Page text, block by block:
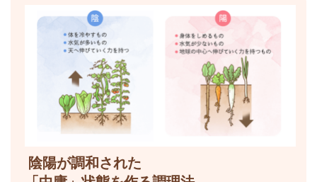
陰陽が調和された